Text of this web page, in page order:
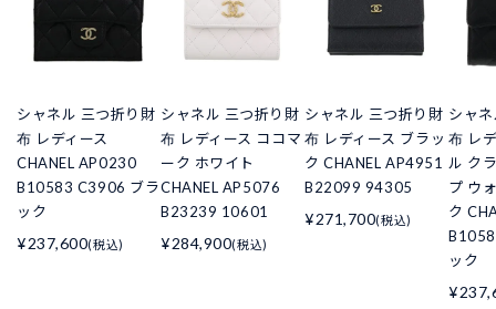
シャネル 三つ折り財
布 レディース
CHANEL AP0230
B10583 C3906 ブラ
ック
¥237,600(税込)
シャネル 三つ折り財
布 レディース ココマ
ーク ホワイト
CHANEL AP5076
B23239 10601
¥284,900(税込)
シャネル 三つ折り財
布 レディース ブラッ
ク CHANEL AP4951
B22099 94305
¥271,700(税込)
シャ
布 レ
ル ク
プ ウ
ク
ック